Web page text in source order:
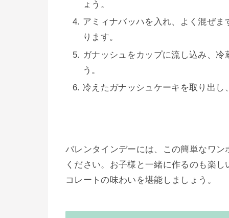
ょう。
アミィナバッハを入れ、よく混ぜ
ります。
ガナッシュをカップに流し込み、
う。
冷えたガナッシュケーキを取り出
バレンタインデーには、この簡単なワ
ください。お子様と一緒に作るのも楽
コレートの味わいを堪能しましょう。